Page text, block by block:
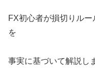
FX初心者が損切りル
を
事実に基づいて解説し